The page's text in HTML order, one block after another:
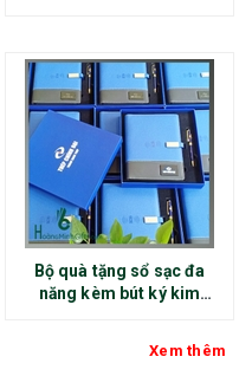
Bộ quà tặng sổ sạc đa
năng kèm bút ký kim
Xem thêm